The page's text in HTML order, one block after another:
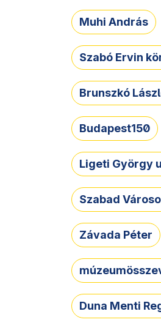
Muhi András
Szabó Ervin
Brunszkó
Budapest150
Ligeti György
Szabad
Závada Péter
Duna Menti